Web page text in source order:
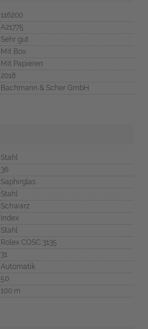
116200
A21775
Sehr gut
Mit Box
Mit Papieren
2018
Bachmann & Scher GmbH
Stahl
36
Saphirglas
Stahl
Schwarz
Index
Stahl
Rolex COSC 3135
31
Automatik
50
100 m